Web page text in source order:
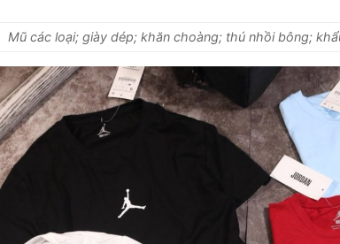
Mũ các loại; giày dép; khăn choàng; thú nhồi bông;